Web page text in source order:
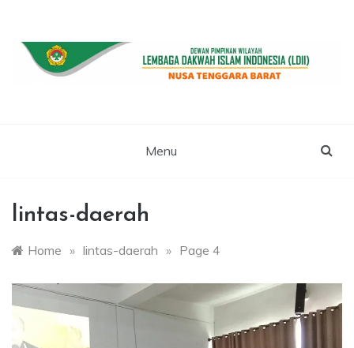
content
TENGGARA
BARAT
Menu
lintas-daerah
Home » lintas-daerah » Page 4